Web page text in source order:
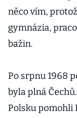
něco vím,
gymnázia,
bažin.
Po srpnu 1968
byla plná
Polsku pomohli